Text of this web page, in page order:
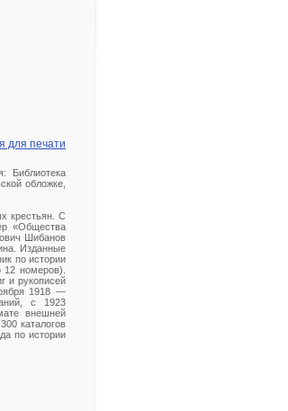
для печати
Библиотека
обложке,
крестьян. С
«Общества
Шибанов
Изданные
по истории
номеров).
и рукописей
1918 —
с 1923
внешней
каталогов
по истории